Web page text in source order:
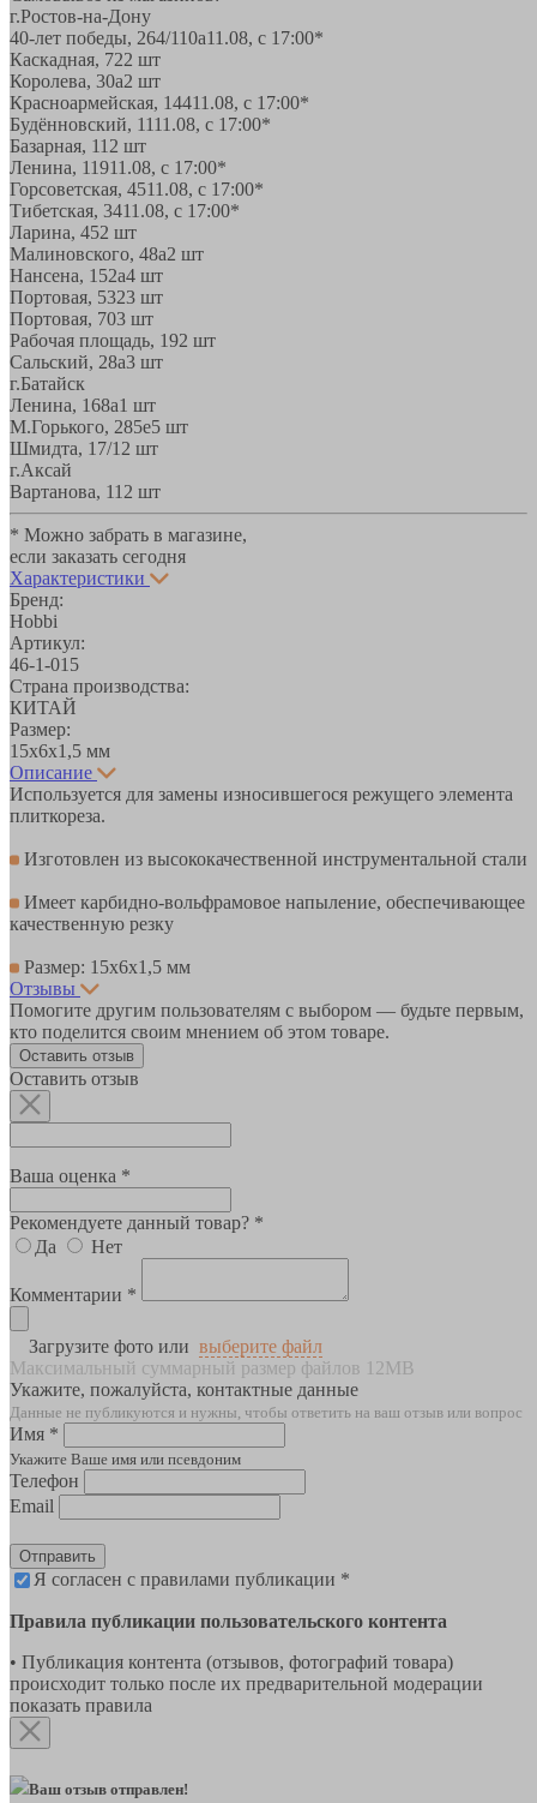
г.Ростов-на-Дону
40-лет победы, 264/110а11.08, с 17:00*
Каскадная, 722 шт
Королева, 30а2 шт
Красноармейская, 14411.08, с 17:00*
Будённовский, 1111.08, с 17:00*
Базарная, 11 2 шт
Ленина, 11911.08, с 17:00*
Горсоветская, 4511.08, с 17:00*
Тибетская, 3411.08, с 17:00*
Ларина, 452 шт
Малиновского, 48а2 шт
Нансена, 152а4 шт
Портовая, 5323 шт
Портовая, 703 шт
Рабочая площадь, 192 шт
Сальский, 28a3 шт
г.Батайск
Ленина, 168а1 шт
М.Горького, 285е5 шт
Шмидта, 17/1 2 шт
г.Аксай
Вартанова, 11 2 шт
* Можно забрать в магазине,
если заказать сегодня
Характеристики
Бренд:
Hobbi
Артикул:
46-1-015
Страна производства:
КИТАЙ
Размер:
15х6х1,5 мм
Описание
Используется для замены износившегося режущего элемента
плиткореза.
Изготовлен из высококачественной инструментальной стали
Имеет карбидно-вольфрамовое напыление, обеспечивающее
качественную резку
Размер: 15х6х1,5 мм
Отзывы
Помогите другим пользователям с выбором — будьте первым,
кто поделится своим мнением об этом товаре.
Оставить отзыв
Оставить отзыв
Ваша оценка *
Рекомендуете данный товар? *
Да
Нет
Комментарии *
Загрузите фото или выберите файл
Максимальный суммарный размер файлов 12MB
Укажите, пожалуйста, контактные данные
Данные не публикуются и нужны, чтобы ответить на ваш отзыв или вопрос
Имя *
Укажите Ваше имя или псевдоним
Телефон
Email
Отправить
Я согласен с правилами публикации *
Правила публикации пользовательского контента
• Публикация контента (отзывов, фотографий товара)
происходит только после их предварительной модерации
показать правила
Ваш отзыв отправлен!